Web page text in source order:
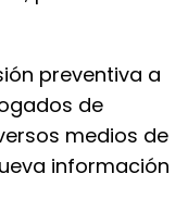
preventiva a
de
medios de
información